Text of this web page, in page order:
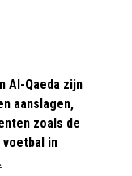
Al-Qaeda zijn
aanslagen,
zoals de
voetbal in